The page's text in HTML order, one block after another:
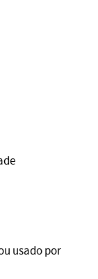
usado por